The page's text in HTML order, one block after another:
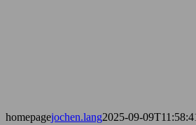
homepagejochen.lang2025-09-